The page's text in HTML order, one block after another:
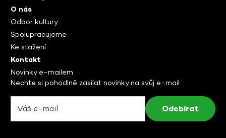
O nás
Odbor kultury
Spolupracujeme
Ke stažení
Kontakt
Novinky e-mailem
Nechte si pohodlně zasílat novinky na svůj e-mail